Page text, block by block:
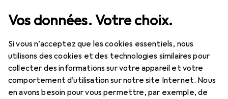
Vos données. Votre choix.
Si vous n’acceptez que les cookies essentiels, nous
utilisons des cookies et des technologies similaires pour
collecter des informations sur votre appareil et votre
comportement d’utilisation sur notre site Internet. Nous
en avons besoin pour vous permettre, par exemple, de
Clé à douille + douilles Gedore Réducteur/Augmentateur
11 images
REMISE QUANTITATIVE